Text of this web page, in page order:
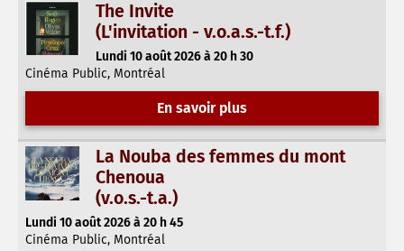
The Invite
(L'invitation - v.o.a.s.-t.f.)
Lundi 10 août 2026 à 20 h 30
Cinéma Public, Montréal
En savoir plus
La Nouba des femmes du mont
Chenoua
(v.o.s.-t.a.)
Lundi 10 août 2026 à 20 h 45
Cinéma Public, Montréal